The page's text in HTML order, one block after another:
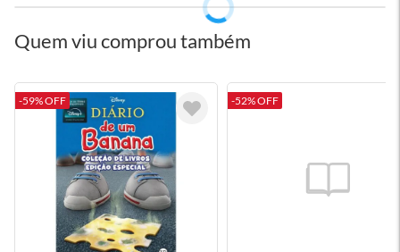
Quem viu comprou também
-59% OFF -52% OFF